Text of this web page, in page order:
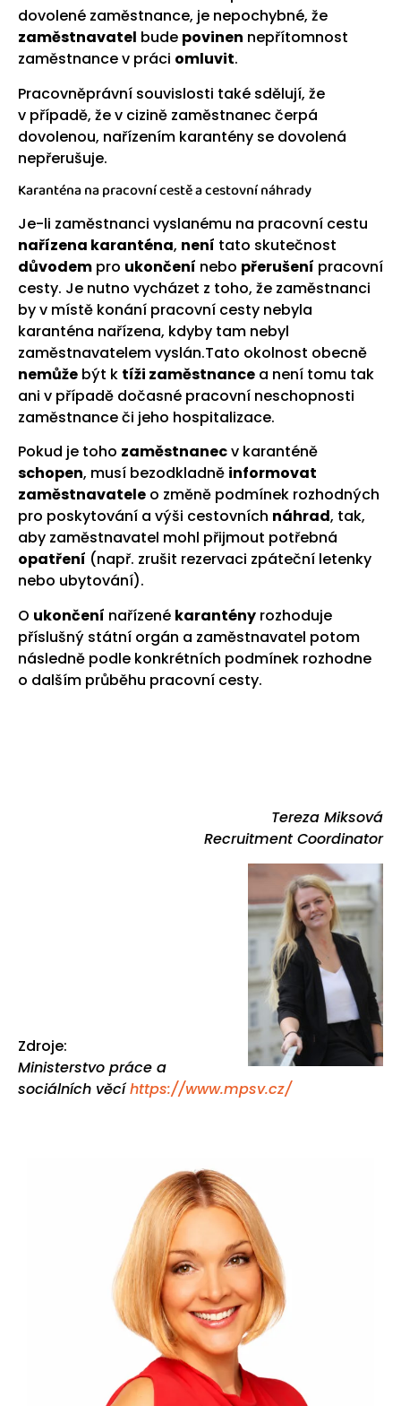
dovolené zaměstnance, je nepochybné, že
zaměstnavatel bude povinen nepřítomnost
zaměstnance v práci omluvit.
Pracovněprávní souvislosti také sdělují, že
v případě, že v cizině zaměstnanec čerpá
dovolenou, nařízením karantény se dovolená
nepřerušuje.
Karanténa na pracovní cestě a cestovní náhrady
Je-li zaměstnanci vyslanému na pracovní cestu
nařízena karanténa, není tato skutečnost
důvodem pro ukončení nebo přerušení pracovní
cesty. Je nutno vycházet z toho, že zaměstnanci
by v místě konání pracovní cesty nebyla
karanténa nařízena, kdyby tam nebyl
zaměstnavatelem vyslán.Tato okolnost obecně
nemůže být k tíži zaměstnance a není tomu tak
ani v případě dočasné pracovní neschopnosti
zaměstnance či jeho hospitalizace.
Pokud je toho zaměstnanecv karanténě
schopen, musí bezodkladně informovat
zaměstnavatele o změně podmínek rozhodných
pro poskytování a výši cestovních náhrad, tak,
aby zaměstnavatel mohl přijmout potřebná
opatření (např. zrušit rezervaci zpáteční letenky
nebo ubytování).
O ukončení nařízené karantény rozhoduje
příslušný státní orgán a zaměstnavatel potom
následně podle konkrétních podmínek rozhodne
o dalším průběhu pracovní cesty.
Tereza Miksová
Recruitment Coordinator
Zdroje:
Ministerstvo práce a
sociálních věcíhttps://www.mpsv.cz/